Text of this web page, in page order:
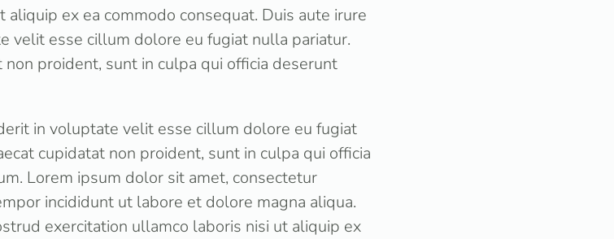
ex ea commodo consequat. Duis aute irure
velit esse cillum dolore eu fugiat nulla pariatur.
proident, sunt in culpa qui officia deserunt
in voluptate velit esse cillum dolore eu fugiat
cupidatat non proident, sunt in culpa qui officia
Lorem ipsum dolor sit amet, consectetur
incididunt ut labore et dolore magna aliqua.
exercitation ullamco laboris nisi ut aliquip ex